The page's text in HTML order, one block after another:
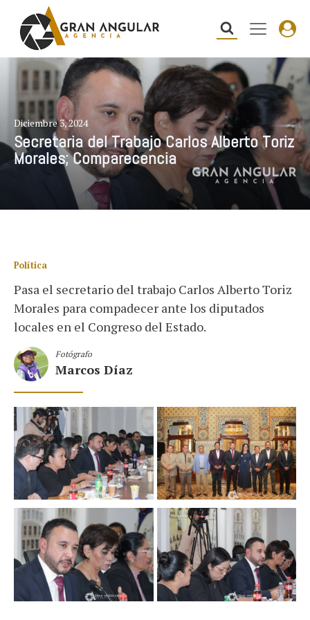
Diciembre 3, 2024
Secretaria del Trabajo Carlos Alberto Toriz
Morales; Comparecencia
Política
Pasa el secretario del trabajo Carlos Alberto Toriz
Morales para compadecer ante los diputados
locales en el Congreso del Estado.
Fotógrafo
Marcos Díaz